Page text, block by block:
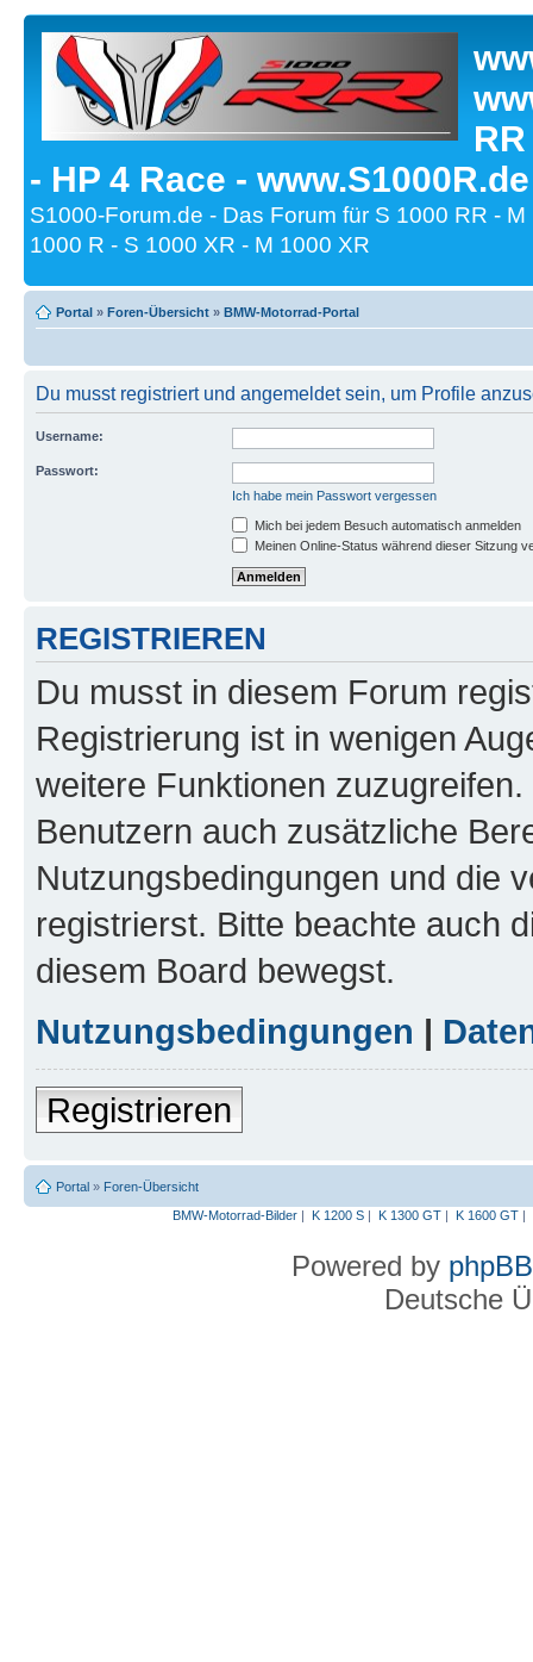
- HP 4 Race -
S1000-Forum.de - Das Forum für S 1000 RR -
1000 R - S 1000 XR - M 1000 XR
Portal » Foren-Übersicht » BMW-Motorrad-Portal
Du musst registriert und angemeldet sein, um Profile
Username:
Passwort:
Ich habe mein Passwort vergessen
Mich bei jedem Besuch automatisch anmelden
Meinen Online-Status während dieser Sitzung
REGISTRIEREN
Du musst in diesem Forum
Registrierung ist in wenigen
weitere Funktionen
Benutzern auch zusätzliche
Nutzungsbedingungen und die
registrierst. Bitte beachte auch
diesem Board bewegst.
Nutzungsbedingungen |
Registrieren
Portal » Foren-Übersicht
BMW-Motorrad-Bilder| K 1200 S| K 1300 GT| K 1600 GT|
Powered by phpBB
Deutsche